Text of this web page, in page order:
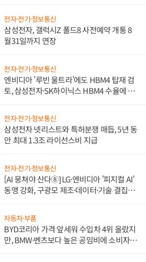
전자·전기·정보통신
삼성전자, 갤럭시Z 폴드8 사전예약 개통 8
월31일까지 연장
전자·전기·정보통신
엔비디아 '루빈 울트라'에도 HBM4 탑재 검
토, 삼성전자·SK하이닉스 HBM4 수율에 주
전자·전기·정보통신
삼성전자 넷리스트와 특허분쟁 매듭, 5년 동
안 최대 1.3조 라이선스비 지급
전자·전기·정보통신
[AI 뭉쳐야 산다⑧] LG·엔비디아 '피지컬 AI'
동맹 강화, 구광모 제조·데이터·기술 결집
자동차·부품
BYD코리아 가격 앞세워 수입차 4위 올랐지
만, BMW·벤츠보다 높은 공임비에 소비자